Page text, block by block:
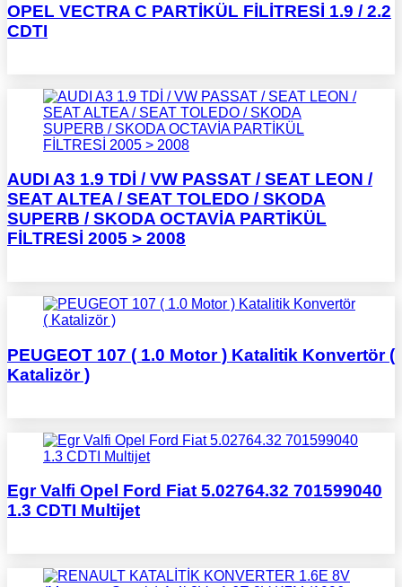
OPEL VECTRA C PARTİKÜL FİLİTRESİ 1.9 / 2.2
CDTI
AUDI A3 1.9 TDİ / VW PASSAT / SEAT LEON /
SEAT ALTEA / SEAT TOLEDO / SKODA
SUPERB / SKODA OCTAVİA PARTİKÜL
FİLTRESİ 2005 > 2008
PEUGEOT 107 ( 1.0 Motor ) Katalitik Konvertör (
Katalizör )
Egr Valfi Opel Ford Fiat 5.02764.32 701599040
1.3 CDTI Multijet